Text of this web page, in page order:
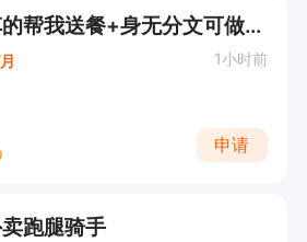
￥🤑￥招会骑车的帮我送餐+身无分文可做+供车（接受纯新人）
1小时前
申请
跑腿骑手